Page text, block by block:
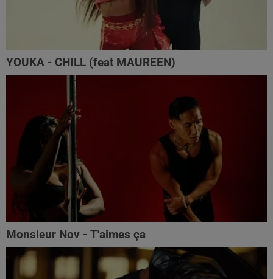
YOUKA - CHILL (feat MAUREEN)
Monsieur Nov - T'aimes ça